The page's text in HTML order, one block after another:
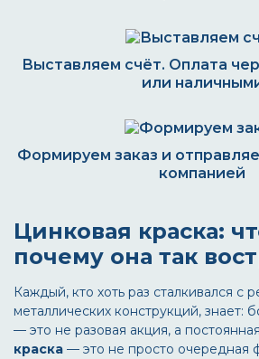
Выставляем счёт. Оплата
или
Формируем заказ и
компанией
Цинковая краска:
почему она так
Каждый, кто хоть раз сталкивался с
металлических конструкций, знает:
— это не разовая акция, а
краска — это не просто очередная